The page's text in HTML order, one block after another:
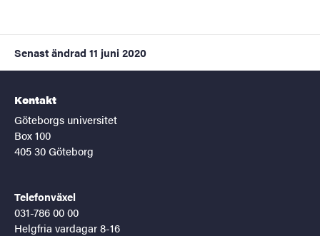
Senast ändrad 11 juni 2020
Kontakt
Göteborgs universitet
Box 100
405 30 Göteborg
Telefonväxel
031-786 00 00
Helgfria vardagar 8-16